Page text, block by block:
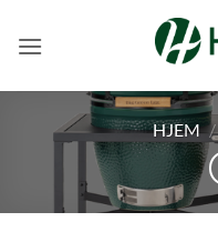
HJEM /